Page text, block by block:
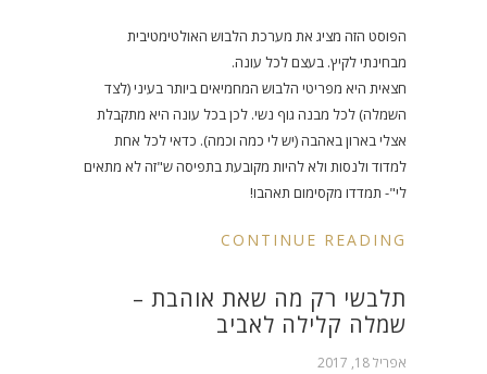
הפוסט הזה מציג את מערכת הלבוש האולטימטיבית
מבחינתי לקיץ. בעצם לכל עונה.
חצאית היא מפריטי הלבוש המחמיאים ביותר בעיני (לצד
השמלה) לכל מבנה גוף נשי. לכן בכל עונה היא מתקבלת
אצלי בארון באהבה (יש לי כמה וכמה). כדאי לכל אחת
למדוד ולנסות ולא להיות מקובעת בתפיסה ש"זה לא מתאים
לי"- תמדדו מקסימום תאהבו!
CONTINUE READING
תלבשי רק מה שאת אוהבת –
שמלה קלילה לאביב
אפריל 18, 2017